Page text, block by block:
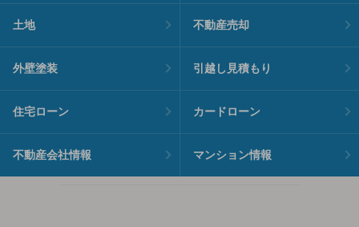
土地 不動産売却
外壁塗装 引越し見積もり
住宅ローン カードローン
不動産会社情報 マンション情報